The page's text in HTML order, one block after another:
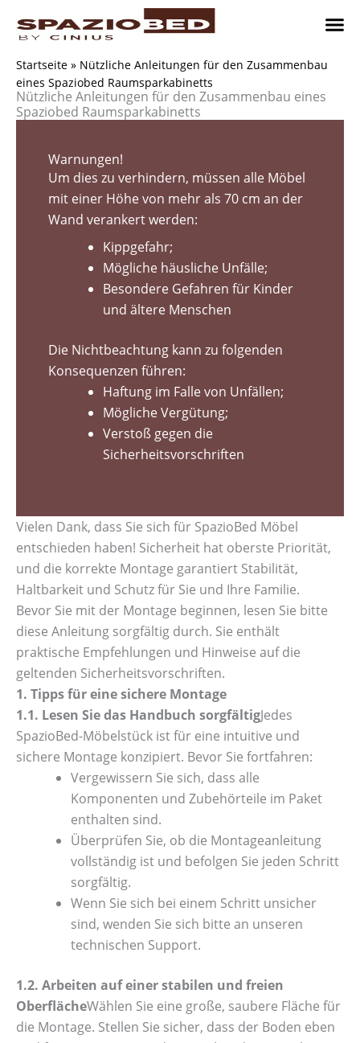
Inhalt
Startseite » Nützliche Anleitungen für den Zusammenbau
eines Spaziobed Raumsparkabinetts
Nützliche Anleitungen für den Zusammenbau eines
Spaziobed Raumsparkabinetts
Warnungen!
Um dies zu verhindern, müssen alle Möbel
mit einer Höhe von mehr als 70 cm an der
Wand verankert werden:
Kippgefahr;
Mögliche häusliche Unfälle;
Besondere Gefahren für Kinder
und ältere Menschen
Die Nichtbeachtung kann zu folgenden
Konsequenzen führen:
Haftung im Falle von Unfällen;
Mögliche Vergütung;
Verstoß gegen die
Sicherheitsvorschriften
Vielen Dank, dass Sie sich für SpazioBed Möbel
entschieden haben! Sicherheit hat oberste Priorität,
und die korrekte Montage garantiert Stabilität,
Haltbarkeit und Schutz für Sie und Ihre Familie.
Bevor Sie mit der Montage beginnen, lesen Sie bitte
diese Anleitung sorgfältig durch. Sie enthält
praktische Empfehlungen und Hinweise auf die
geltenden Sicherheitsvorschriften.
1. Tipps für eine sichere Montage
1.1. Lesen Sie das Handbuch sorgfältigJedes
SpazioBed-Möbelstück ist für eine intuitive und
sichere Montage konzipiert. Bevor Sie fortfahren:
Vergewissern Sie sich, dass alle
Komponenten und Zubehörteile im Paket
enthalten sind.
Überprüfen Sie, ob die Montageanleitung
vollständig ist und befolgen Sie jeden Schritt
sorgfältig.
Wenn Sie sich bei einem Schritt unsicher
sind, wenden Sie sich bitte an unseren
technischen Support.
1.2. Arbeiten auf einer stabilen und freien
OberflächeWählen Sie eine große, saubere Fläche für
die Montage. Stellen Sie sicher, dass der Boden eben